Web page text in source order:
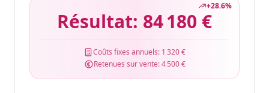
+28.6%
Résultat: 84 180 €
Coûts fixes annuels: 1 320 €
Retenues sur vente:4 500 €